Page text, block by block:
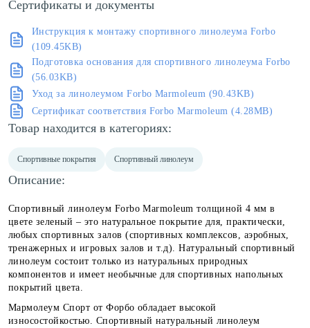
Сертификаты и документы
Инструкция к монтажу спортивного линолеума Forbo
(109.45KB)
Подготовка основания для спортивного линолеума Forbo
(56.03KB)
Уход за линолеумом Forbo Marmoleum (90.43KB)
Сертификат соответствия Forbo Marmoleum (4.28MB)
Товар находится в категориях:
Спортивные покрытия Спортивный линолеум
Описание:
Спортивный линолеум Forbo Marmoleum толщиной 4 мм в
цвете зеленый – это натуральное покрытие для, практически,
любых спортивных залов (спортивных комплексов, аэробных,
тренажерных и игровых залов и т.д). Натуральный спортивный
линолеум состоит только из натуральных природных
компонентов и имеет необычные для спортивных напольных
покрытий цвета.
Мармолеум Спорт от Форбо обладает высокой
износостойкостью. Спортивный натуральный линолеум